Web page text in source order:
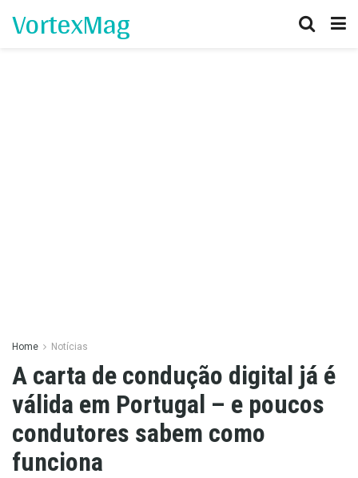
VortexMag
Home Notícias
A carta de condução digital já é
válida em Portugal – e poucos
condutores sabem como
funciona